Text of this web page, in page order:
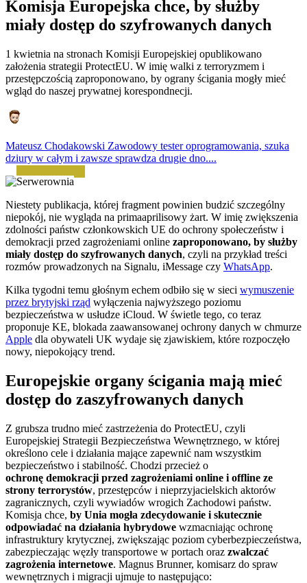
Komisja Europejska chce, by służby
miały dostęp do szyfrowanych danych
1 kwietnia na stronach Komisji Europejskiej opublikowano
założenia strategii ProtectEU. W imię walki z terroryzmem i
przestępczością zaproponowano, by ograny ścigania mogły mieć
wgląd do naszej prywatnej korespondnecji.
Mateusz Chodakowski Zawodowy tester oprogramowania, szuka
dziury w całym i zawsze sprawdza drugie dno....
Niestety publikacja, której fragment powinien budzić szczególny
niepokój, nie wygląda na primaaprilisowy żart. W imię zwiększenia
zdolności państw członkowskich UE do ochrony społeczeństw i
demokracji przed zagrożeniami online zaproponowano, by służby
miały dostęp do szyfrowanych danych, czyli na przykład treści
rozmów prowadzonych na Signalu, iMessage czy WhatsApp.
Kilka tygodni temu głośnym echem odbiło się w sieci wymuszenie
przez brytyjski rząd wyłączenia najwyższego poziomu
bezpieczeństwa w usłudze iCloud. W świetle tego, co teraz
proponuje KE, blokada zaawansowanej ochrony danych w chmurze
Apple dla obywateli UK wydaje się zjawiskiem, które rozpoczęło
nowy, niepokojący trend.
Europejskie organy ścigania mają mieć
dostęp do zaszyfrowanych danych
Z grubsza trudno mieć zastrzeżenia do ProtectEU, czyli
Europejskiej Strategii Bezpieczeństwa Wewnętrznego, w której
określono cele i działania mające zapewnić nam wszystkim
bezpieczeństwo i stabilność. Chodzi przecież o
ochronę demokracji przed zagrożeniami online i offline ze
strony terrorystów, przestępców i nieprzyjacielskich aktorów
zagranicznych, czyli wywiadów wrogich Zachodowi państw.
Komisja chce, by Unia mogła zdecydowanie i skutecznie
odpowiadać na działania hybrydowe wzmacniając ochronę
infrastruktury krytycznej, zwiększając poziom cyberbezpieczeństwa,
zabezpieczając węzły transportowe w portach oraz zwalczać
zagrożenia internetowe. Magnus Brunner, komisarz do spraw
wewnętrznych i migracji ujmuje to następująco: